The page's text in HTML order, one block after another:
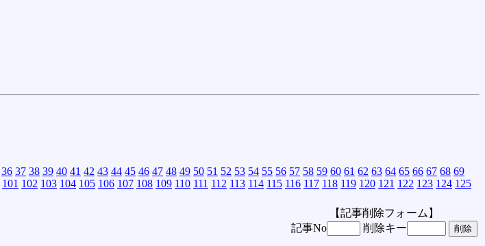
36 37 38 39 40 41 42 43 44 45 46 47 48 49 50 51 52 53 54 55 56 57 58 59 60 61 62 63 64 65 66 67 68 69
101 102 103 104 105 106 107 108 109 110 111 112 113 114 115 116 117 118 119 120 121 122 123 124 125
【記事削除フォーム】
記事No
削除キー